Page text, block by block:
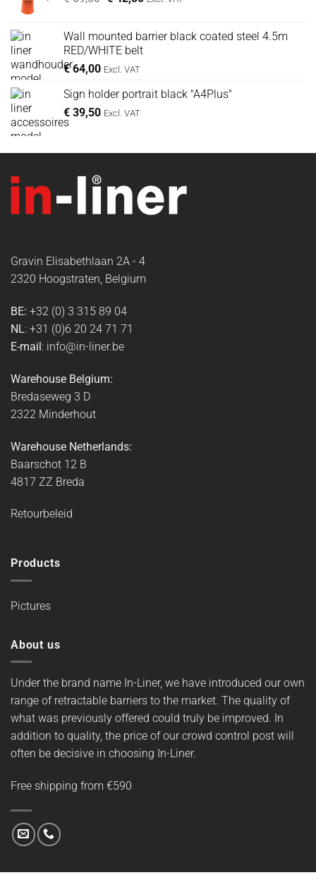
€ 69,00.€ 42,50.
Wall mounted barrier black coated steel 4.5m
RED/WHITE belt
€64,00 Excl. VAT
Sign holder portrait black "A4Plus"
€ 39,50 Excl. VAT
Gravin Elisabethlaan 2A - 4
2320 Hoogstraten, Belgium
BE: +32 (0) 3 315 89 04
NL: +31 (0)6 20 24 71 71
E-mail: info@in-liner.be
Warehouse Belgium:
Bredaseweg 3 D
2322 Minderhout
Warehouse Netherlands:
Baarschot 12 B
4817 ZZ Breda
Retourbeleid
Products
Pictures
About us
Under the brand name In-Liner, we have introduced our own
range of retractable barriers to the market. The quality of
what was previously offered could truly be improved. In
addition to quality, the price of our crowd control post will
often be decisive in choosing In-Liner.
Free shipping from €590